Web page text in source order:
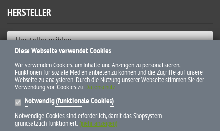
HERSTELLER
Hersteller wählen
ZAHLUNGSWEISEN
Diese Webseite verwendet Cookies
Wir verwenden Cookies, um Inhalte und Anzeigen zu personalisieren,
Funktionen für soziale Medien anbieten zu können und die Zugriffe auf unsere
Webseite zu analysieren. Durch die Nutzung unserer Webseite stimmen Sie der
Verwendung von Cookies zu. Datenschutz
Notwendig (funktionale Cookies)
Notwendige Cookies sind erforderlich, damit das Shopsystem
grundsätzlich funktioniert.(mehr anzeigen)